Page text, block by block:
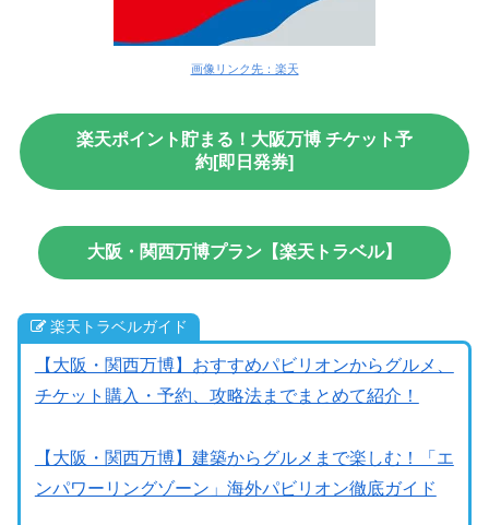
画像リンク先：楽天
楽天ポイント貯まる！大阪万博 チケット予
約[即日発券]
大阪・関西万博プラン【楽天トラベル】
楽天トラベルガイド
【大阪・関西万博】おすすめパビリオンからグルメ、
チケット購入・予約、攻略法までまとめて紹介！
【大阪・関西万博】建築からグルメまで楽しむ！「エ
ンパワーリングゾーン」海外パビリオン徹底ガイド